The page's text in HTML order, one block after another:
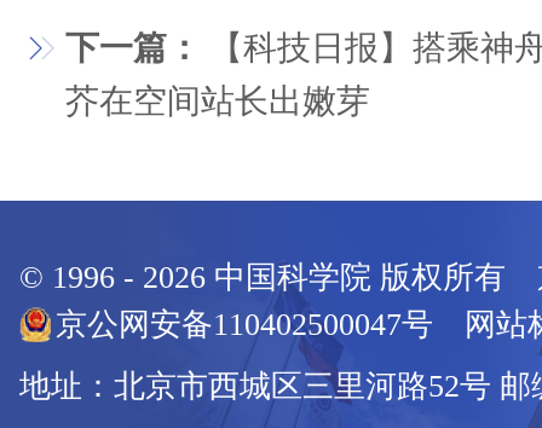
下一篇：
【科技日报】搭乘神
芥在空间站长出嫩芽
© 1996 - 2026 中国科学院 版权所有
京公网安备110402500047号 网站
地址：北京市西城区三里河路52号 邮